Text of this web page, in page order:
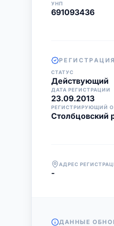
УНП
691093436
СТАТУС
Действующий
ДАТА РЕГИСТРАЦИИ
23.09.2013
РЕГИСТРИРУЮЩИЙ
Столбцовский
АДРЕС
-
ДАННЫЕ